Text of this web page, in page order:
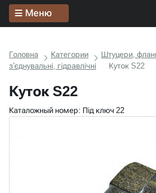
Меню
Головна Категории Штуцери,
з'єднувальні, гідравлічні
Куток S22
Куток S22
Каталожный номер: Під ключ 22